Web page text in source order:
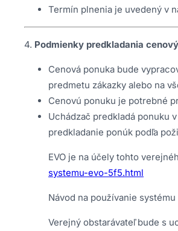
Termín plnenia je uvedený v
4. Podmienky predkladania
Cenová ponuka bude
predmetu zákazky alebo na
Cenovú ponuku je potrebné
Uchádzač predkladá ponuku
predkladanie ponúk podľa
EVO je na účely tohto
systemu-evo-5f5.html
Návod na používanie
Verejný obstarávateľ bude s